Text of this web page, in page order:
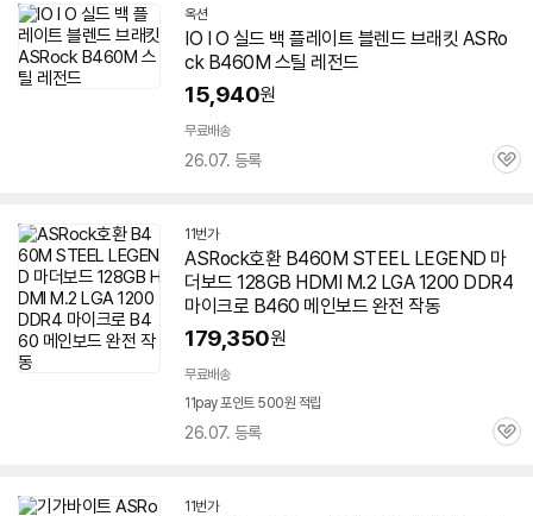
옥션
IO I O 실드 백 플레이트 블렌드 브래킷 ASRo
ck B460M 스틸 레전드
15,940원
무료배송
26.07. 등록
관
11번가
ASRock호환 B460M STEEL LEGEND 마
더보드 128GB HDMI M.2 LGA 1200 DDR4
마이크로 B460 메인보드 완전 작동
179,350원
무료배송
11pay 포인트 500원 적립
26.07. 등록
관
11번가